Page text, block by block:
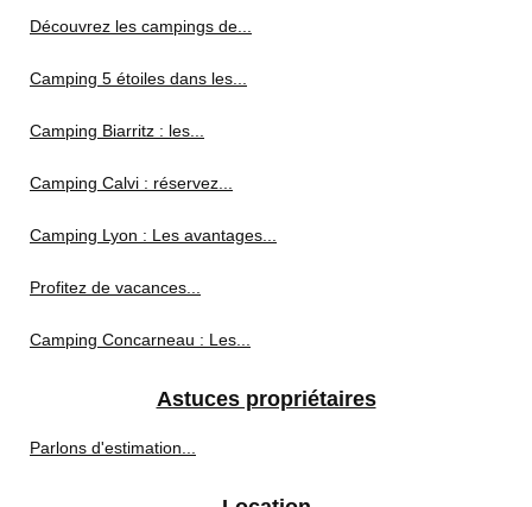
Découvrez les campings de...
Camping 5 étoiles dans les...
Camping Biarritz : les...
Camping Calvi : réservez...
Camping Lyon : Les avantages...
Profitez de vacances...
Camping Concarneau : Les...
Astuces propriétaires
Parlons d'estimation...